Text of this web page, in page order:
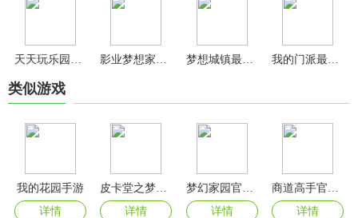
梦想城镇最新版
类似游戏
我的花园手游
详情
详情
详情
详情